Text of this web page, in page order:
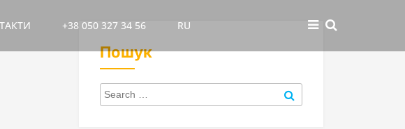
+38 050 327 34 56 RU
Пошук
Search